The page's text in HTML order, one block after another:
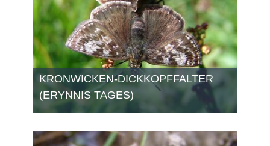
KRONWICKEN-DICKKOPFFALTER
(ERYNNIS TAGES)